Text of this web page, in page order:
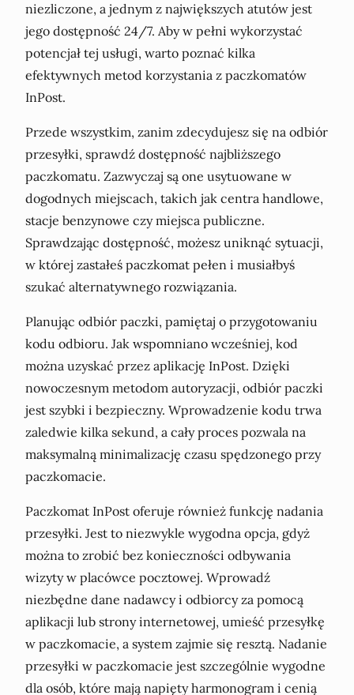
niezliczone, a jednym z największych atutów jest
jego dostępność 24/7. Aby w pełni wykorzystać
potencjał tej usługi, warto poznać kilka
efektywnych metod korzystania z paczkomatów
InPost.
Przede wszystkim, zanim zdecydujesz się na odbiór
przesyłki, sprawdź dostępność najbliższego
paczkomatu. Zazwyczaj są one usytuowane w
dogodnych miejscach, takich jak centra handlowe,
stacje benzynowe czy miejsca publiczne.
Sprawdzając dostępność, możesz uniknąć sytuacji,
w której zastałeś paczkomat pełen i musiałbyś
szukać alternatywnego rozwiązania.
Planując odbiór paczki, pamiętaj o przygotowaniu
kodu odbioru. Jak wspomniano wcześniej, kod
można uzyskać przez aplikację InPost. Dzięki
nowoczesnym metodom autoryzacji, odbiór paczki
jest szybki i bezpieczny. Wprowadzenie kodu trwa
zaledwie kilka sekund, a cały proces pozwala na
maksymalną minimalizację czasu spędzonego przy
paczkomacie.
Paczkomat InPost oferuje również funkcję nadania
przesyłki. Jest to niezwykle wygodna opcja, gdyż
można to zrobić bez konieczności odbywania
wizyty w placówce pocztowej. Wprowadź
niezbędne dane nadawcy i odbiorcy za pomocą
aplikacji lub strony internetowej, umieść przesyłkę
w paczkomacie, a system zajmie się resztą. Nadanie
przesyłki w paczkomacie jest szczególnie wygodne
dla osób, które mają napięty harmonogram i cenią